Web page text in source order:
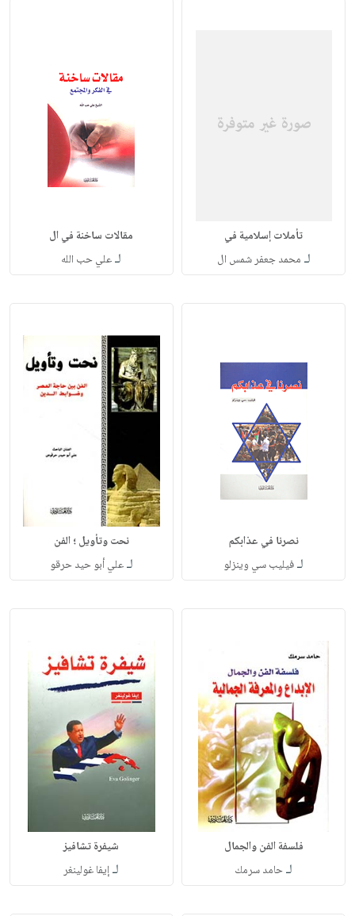
تأملات إسلامية في
لـ محمد جعفر شمس ال
مقالات ساخنة في ال
لـعلي حب الله
نصرنا في عذابكم
لـفيليب سي وينزلو
نحت وتأويل ؛ الفن
لـعلي أبو حيد حرقو
فلسفة الفن والجمال
لـحامد سرمك
شيفرة تشافيز
لـإيفا غولينغر